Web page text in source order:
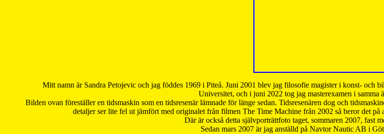
Mitt namn är Sandra Petojevic och jag föddes 1969 i Piteå. Juni 2001 blev jag filosofie magister i konst- och
Universitet, och i juni 2022 tog jag masterexamen i samma
Bilden ovan föreställer en tidsmaskin som en tidsresenär lämnade för länge sedan. Tidsresenären dog och
detaljer ser lite fel ut jämfört med originalet från filmen The Time Machine från 2002 så beror det
Där är också detta självporträttfoto taget, sommaren 2007, fast
Sedan mars 2007 är jag anställd på Navtor Nautic AB i